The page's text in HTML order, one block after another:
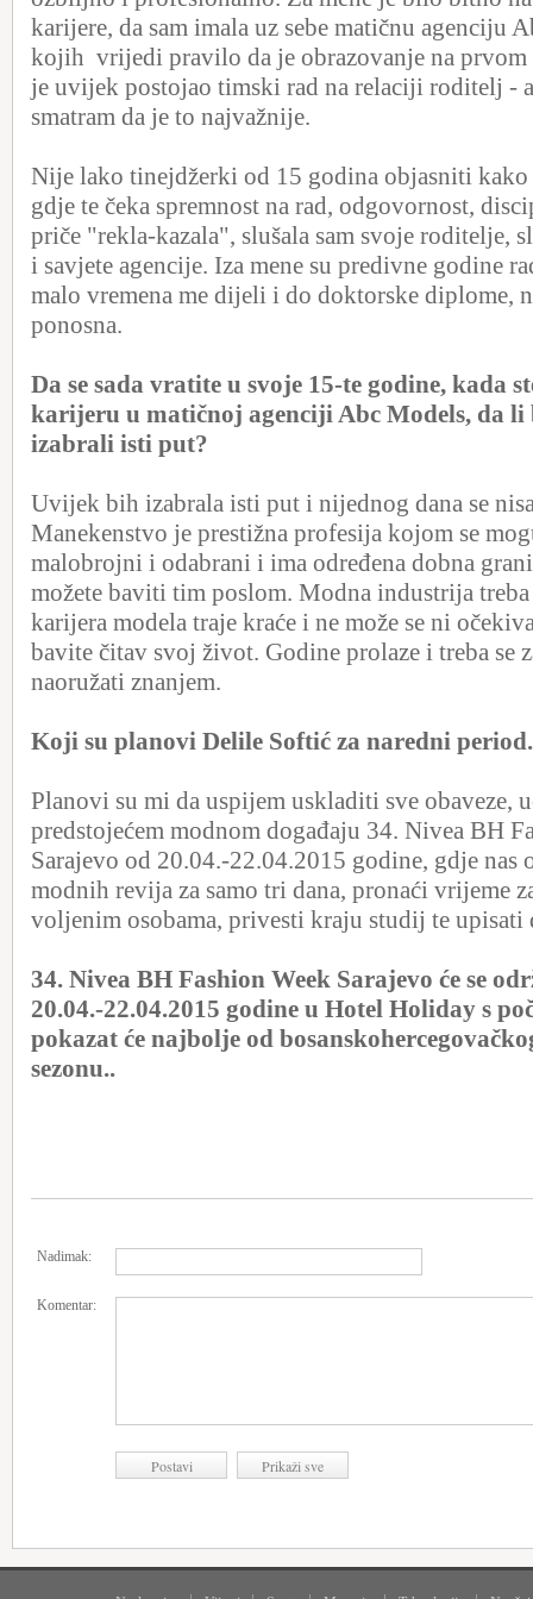
karijere, da sam imala uz sebe matičnu agenciju
kojih vrijedi pravilo da je obrazovanje na prvom
je uvijek postojao timski rad na relaciji roditelj -
smatram da je to najvažnije.
Nije lako tinejdžerki od 15 godina objasniti kako
gdje te čeka spremnost na rad, odgovornost,
priče "rekla-kazala", slušala sam svoje roditelje,
i savjete agencije. Iza mene su predivne godine
malo vremena me dijeli i do doktorske diplome,
ponosna.
Da se sada vratite u svoje 15-te godine, kada
karijeru u matičnoj agenciji Abc Models, da li
izabrali isti put?
Uvijek bih izabrala isti put i nijednog dana se
Manekenstvo je prestižna profesija kojom se
malobrojni i odabrani i ima određena dobna
možete baviti tim poslom. Modna industrija treba
karijera modela traje kraće i ne može se ni
bavite čitav svoj život. Godine prolaze i treba se
naoružati znanjem.
Koji su planovi Delile Softić za naredni
Planovi su mi da uspijem uskladiti sve obaveze,
predstojećem modnom događaju 34. Nivea BH
Sarajevo od 20.04.-22.04.2015 godine, gdje nas
modnih revija za samo tri dana, pronaći vrijeme
voljenim osobama, privesti kraju studij te upisati
34. Nivea BH Fashion Week Sarajevo će se
20.04.-22.04.2015 godine u Hotel Holiday s
pokazat će najbolje od
sezonu..
Nadimak:
Komentar: